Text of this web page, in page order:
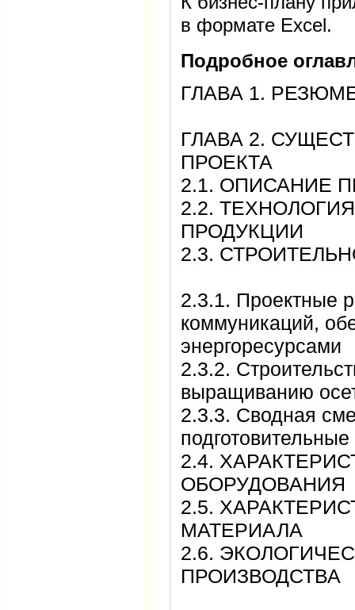
в формате Excel.
Подробное
ГЛАВА 1.
ГЛАВА 2.
ПРОЕКТА
2.1. ОПИСАНИЕ
2.2.
ПРОДУКЦИИ
2.3.
2.3.1. Проектные
коммуникаций,
2.3.2.
выращиванию
2.3.3. Сводная
2.4.
2.5.
МАТЕРИАЛА
2.6.